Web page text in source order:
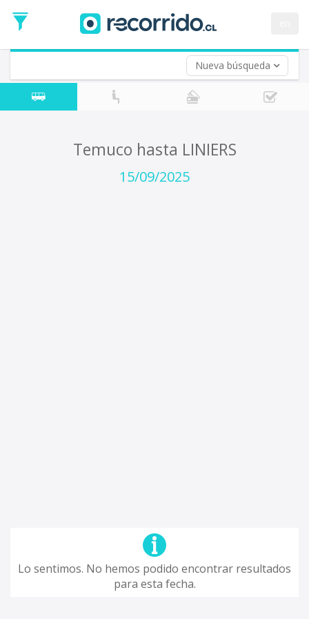
Nueva búsqueda
de
Ida
Vuelta (opcional)
Fecha
de
Temuco hasta LINIERS
15/09/2025
Lo sentimos. No hemos podido encontrar resultados
para esta fecha.